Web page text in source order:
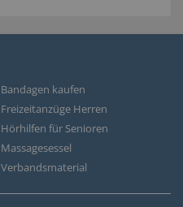
Bandagen kaufen
Freizeitanzüge Herren
Hörhilfen für Senioren
Massagesessel
Verbandsmaterial